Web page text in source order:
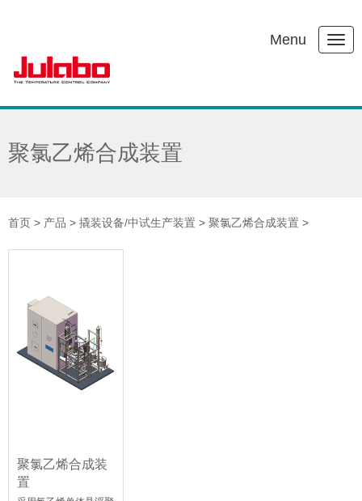
Menu
聚氯乙烯合成装置
首页 > 产品 > 撬装设备/中试生产装置 > 聚氯乙烯合成装置 >
聚氯乙烯合成装
置